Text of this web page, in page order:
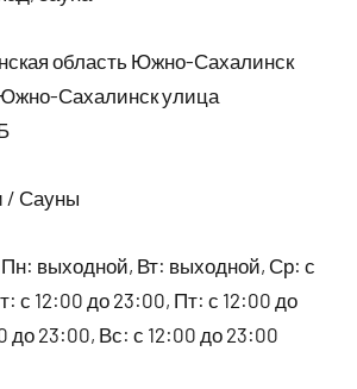
область Южно-Сахалинск
Южно-Сахалинск улица
/ Сауны
Пн: выходной, Вт: выходной, Ср: с
с 12:00 до 23:00, Пт: с 12:00 до
до 23:00, Вс: с 12:00 до 23:00